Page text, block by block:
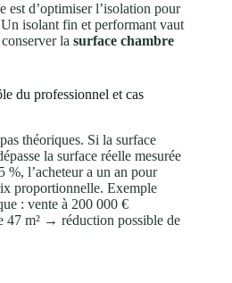
est d’optimiser l’isolation pour
isolant fin et performant vaut
la surface chambre
du professionnel et cas
théoriques. Si la surface
la surface réelle mesurée
%, l’acheteur a un an pour
proportionnelle. Exemple
: vente à 200 000 €
47 m² → réduction possible de